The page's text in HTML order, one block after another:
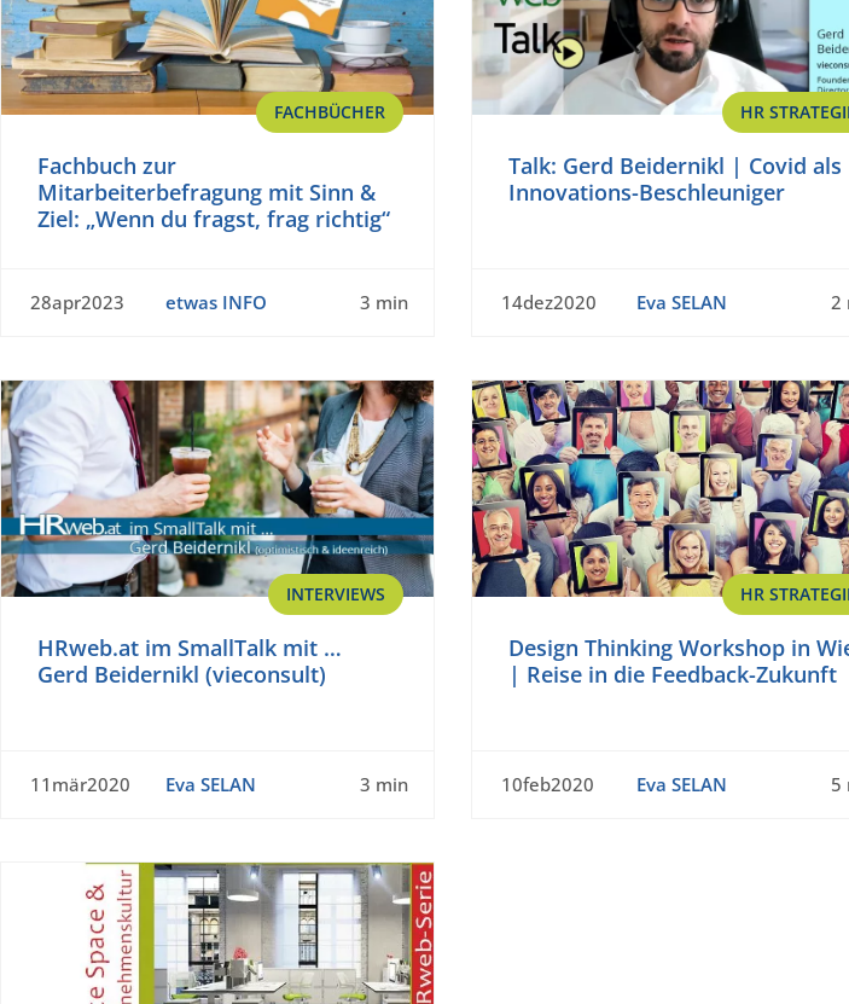
FACHBÜCHER
Fachbuch zur
Mitarbeiterbefragung mit Sinn &
Ziel: „Wenn du fragst, frag richtig“
28apr2023 etwas INFO 3 min
HR
Talk: Gerd Beidernikl | Covid als
Innovations-Beschleuniger
14dez2020 Eva SELAN 2
INTERVIEWS
HRweb.at im SmallTalk mit …
Gerd Beidernikl (vieconsult)
11mär2020 Eva SELAN 3 min
HR
Design Thinking Workshop in
| Reise in die Feedback-Zukunft
10feb2020 Eva SELAN 5